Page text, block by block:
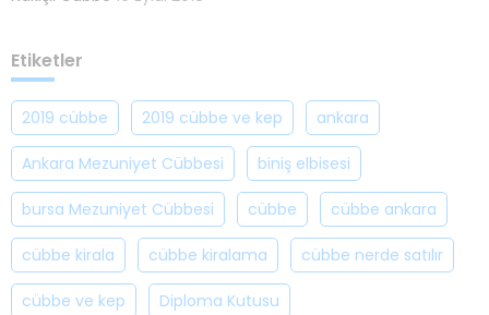
Etiketler
2019 cübbe 2019 cübbe ve kep ankara
Ankara Mezuniyet Cübbesi biniş elbisesi
bursa Mezuniyet Cübbesi cübbe cübbe ankara
cübbe kirala cübbe kiralama cübbe nerde satılır
cübbe ve kep Diploma Kutusu